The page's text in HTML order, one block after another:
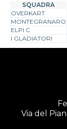
SQUADRA
OVERKART
MONTEGRANARO
ELPI C
I GLADIATORI
Via del